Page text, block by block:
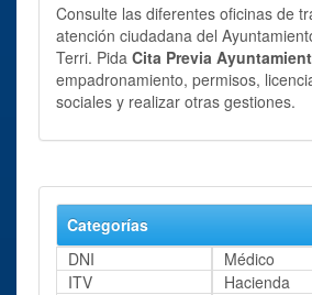
Consulte las diferentes oficinas de
atención ciudadana del
Terri. Pida Cita Previa
empadronamiento, permisos,
sociales y realizar otras gestiones.
Categorías
DNI
Médico
ITV
Hacienda